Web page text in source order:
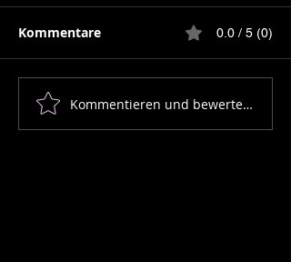
Wer Schmetterlinge
lachen hört, der weiß
Kommentare 0.0 / 5 (0)
Kommentieren und bewerten...